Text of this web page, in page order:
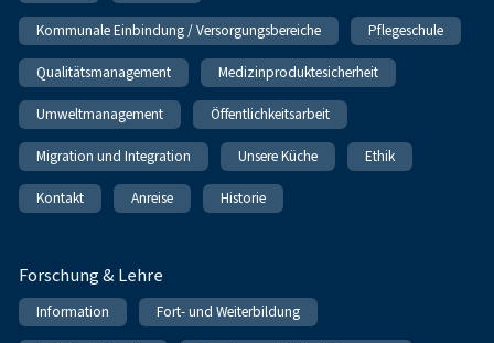
Kommunale Einbindung / Versorgungsbereiche Pflegeschule
Qualitätsmanagement Medizinproduktesicherheit
Umweltmanagement Öffentlichkeitsarbeit
Migration und Integration Unsere Küche Ethik
Kontakt Anreise Historie
Forschung & Lehre
Information Fort- und Weiterbildung